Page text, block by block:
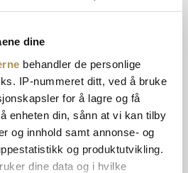
dine
behandler de personlige
IP-nummeret ditt, ved å bruke
for å lagre og få
enheten din, sånn at vi kan tilby
og innhold samt annonse- og
og produktutvikling.
dine data og i hvilke
PARTNER
TRYG
E-BILLETTER